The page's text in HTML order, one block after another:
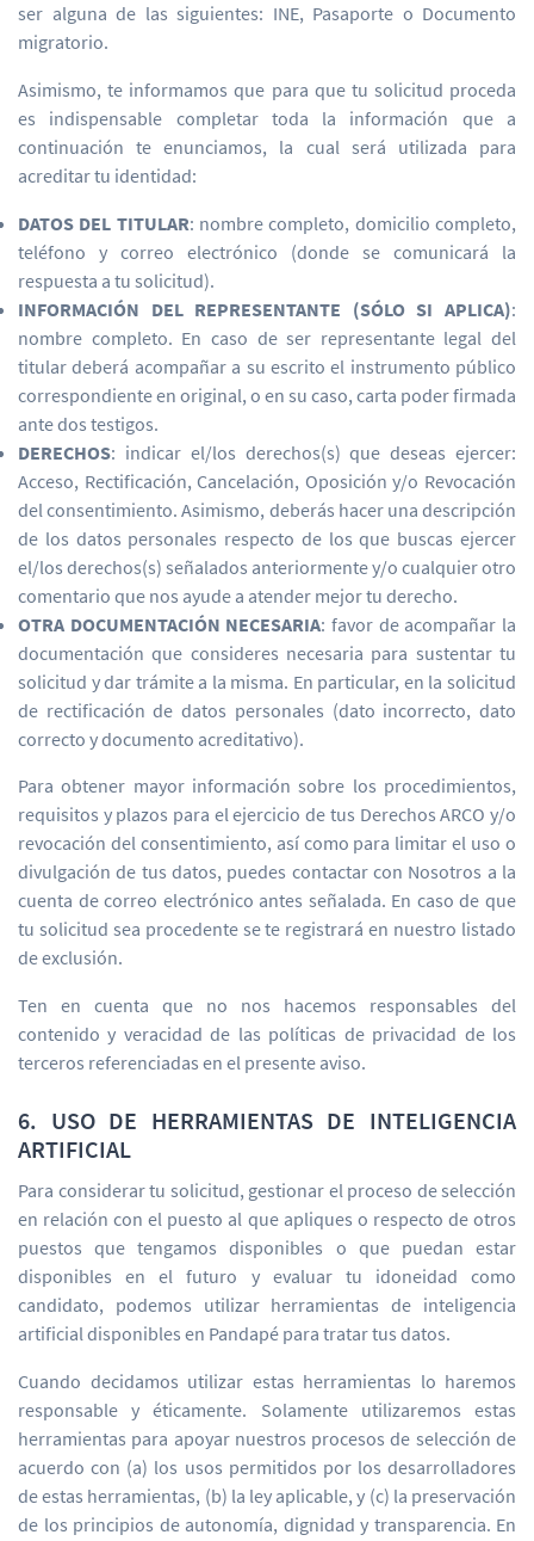
ser alguna de las siguientes: INE, Pasaporte o Documento
migratorio.
Asimismo, te informamos que para que tu solicitud proceda
es indispensable completar toda la información que a
continuación te enunciamos, la cual será utilizada para
acreditar tu identidad:
DATOS DEL TITULAR: nombre completo, domicilio completo,
teléfono y correo electrónico (donde se comunicará la
respuesta a tu solicitud).
INFORMACIÓN DEL REPRESENTANTE (SÓLO SI APLICA):
nombre completo. En caso de ser representante legal del
titular deberá acompañar a su escrito el instrumento público
correspondiente en original, o en su caso, carta poder firmada
ante dos testigos.
DERECHOS: indicar el/los derechos(s) que deseas ejercer:
Acceso, Rectificación, Cancelación, Oposición y/o Revocación
del consentimiento. Asimismo, deberás hacer una descripción
de los datos personales respecto de los que buscas ejercer
el/los derechos(s) señalados anteriormente y/o cualquier otro
comentario que nos ayude a atender mejor tu derecho.
OTRA DOCUMENTACIÓN NECESARIA: favor de acompañar la
documentación que consideres necesaria para sustentar tu
solicitud y dar trámite a la misma. En particular, en la solicitud
de rectificación de datos personales (dato incorrecto, dato
correcto y documento acreditativo).
Para obtener mayor información sobre los procedimientos,
requisitos y plazos para el ejercicio de tus Derechos ARCO y/o
revocación del consentimiento, así como para limitar el uso o
divulgación de tus datos, puedes contactar con Nosotros a la
cuenta de correo electrónico antes señalada. En caso de que
tu solicitud sea procedente se te registrará en nuestro listado
de exclusión.
Ten en cuenta que no nos hacemos responsables del
contenido y veracidad de las políticas de privacidad de los
terceros referenciadas en el presente aviso.
6. USO DE HERRAMIENTAS DE INTELIGENCIA
ARTIFICIAL
Para considerar tu solicitud, gestionar el proceso de selección
en relación con el puesto al que apliques o respecto de otros
puestos que tengamos disponibles o que puedan estar
disponibles en el futuro y evaluar tu idoneidad como
candidato, podemos utilizar herramientas de inteligencia
artificial disponibles en Pandapé para tratar tus datos.
Cuando decidamos utilizar estas herramientas lo haremos
responsable y éticamente. Solamente utilizaremos estas
herramientas para apoyar nuestros procesos de selección de
acuerdo con (a) los usos permitidos por los desarrolladores
de estas herramientas, (b) la ley aplicable, y (c) la preservación
de los principios de autonomía, dignidad y transparencia. En